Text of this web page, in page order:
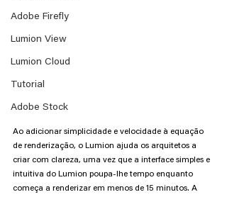
Adobe Firefly
Lumion View
Lumion Cloud
Tutorial
Adobe Stock
Ao adicionar simplicidade e velocidade à equação
de renderização, o Lumion ajuda os arquitetos a
criar com clareza, uma vez que a interface simples e
intuitiva do Lumion poupa-lhe tempo enquanto
começa a renderizar em menos de 15 minutos. A